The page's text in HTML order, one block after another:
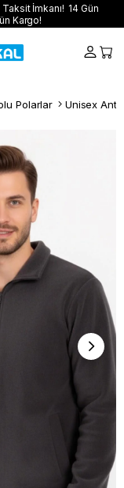
İmkanı! 14 Gün
Kargo!
Polarlar